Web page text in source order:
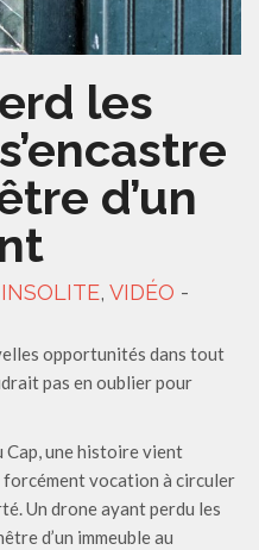
les
d’un
INSOLITE, VIDÉO -
opportunités dans tout
pas en oublier pour
Cap, une histoire vient
forcément vocation à circuler
Un drone ayant perdu les
d’un immeuble au